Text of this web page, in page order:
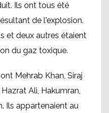
Ils ont tous été
de l'explosion.
et deux autres étaient
du gaz toxique.
Mehrab Khan, Siraj
Ali, Hakumran,
Ils appartenaient au